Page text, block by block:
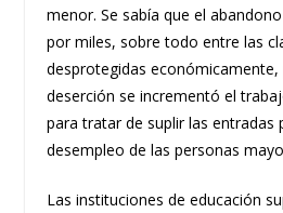
menor. Se sabía que el
por miles, sobre todo entre las
desprotegidas económicamente,
deserción se incrementó el
para tratar de suplir las entradas
desempleo de las personas
Las instituciones de educación